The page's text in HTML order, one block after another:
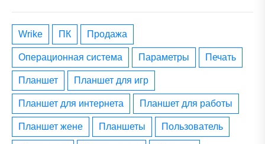
wrike ПК Продажа
операционная система параметры печать
планшет планшет для игр
планшет для интернета планшет для работы
планшет жене планшеты пользователь